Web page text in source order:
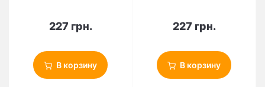
227 грн.
В корзину
227 грн.
В корзину